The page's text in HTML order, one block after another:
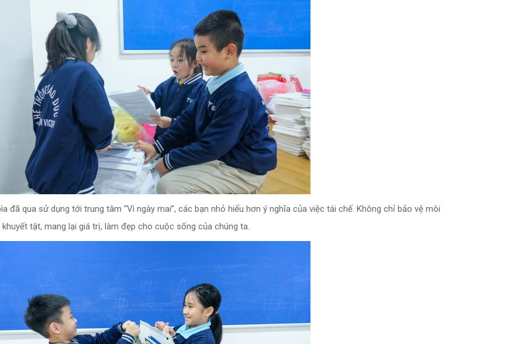
đã qua sử dụng tới trung tâm “Vì ngày mai”, các bạn nhỏ hiểu hơn ý nghĩa của việc tái chế. Không chỉ bảo vệ môi
tật, mang lại giá trị, làm đẹp cho cuộc sống của chúng ta.